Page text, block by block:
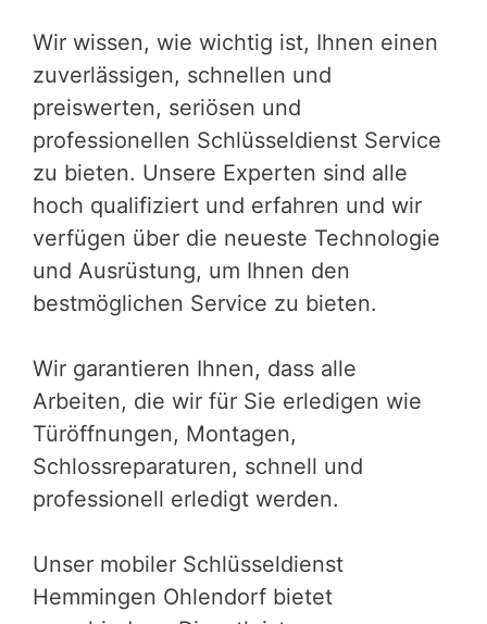
Wir wissen, wie wichtig ist, Ihnen einen
zuverlässigen, schnellen und
preiswerten, seriösen und
professionellen Schlüsseldienst Service
zu bieten. Unsere Experten sind alle
hoch qualifiziert und erfahren und wir
verfügen über die neueste Technologie
und Ausrüstung, um Ihnen den
bestmöglichen Service zu bieten.
Wir garantieren Ihnen, dass alle
Arbeiten, die wir für Sie erledigen wie
Türöffnungen, Montagen,
Schlossreparaturen, schnell und
professionell erledigt werden.
Unser mobiler Schlüsseldienst
Hemmingen Ohlendorf bietet